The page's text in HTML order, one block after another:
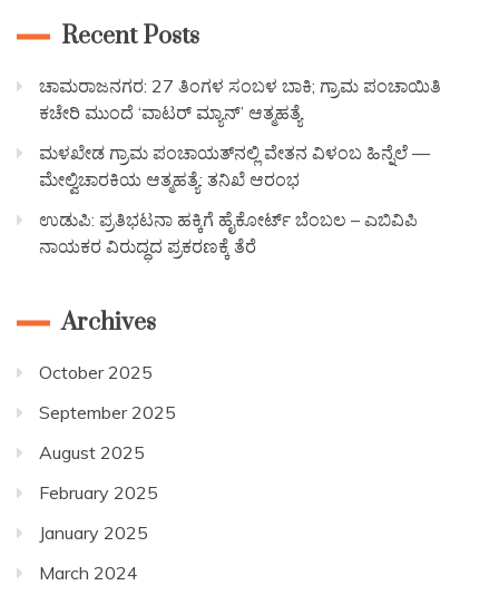
Recent Posts
ಚಾಮರಾಜನಗರ: 27 ತಿಂಗಳ ಸಂಬಳ ಬಾಕಿ; ಗ್ರಾಮ ಪಂಚಾಯಿತಿ
ಕಚೇರಿ ಮುಂದೆ ‘ವಾಟರ್ ಮ್ಯಾನ್’ ಆತ್ಮಹತ್ಯೆ
ಮಳಖೇಡ ಗ್ರಾಮ ಪಂಚಾಯತ್‌ನಲ್ಲಿ ವೇತನ ವಿಳಂಬ ಹಿನ್ನೆಲೆ —
ಮೇಲ್ವಿಚಾರಕಿಯ ಆತ್ಮಹತ್ಯೆ: ತನಿಖೆ ಆರಂಭ
ಉಡುಪಿ: ಪ್ರತಿಭಟನಾ ಹಕ್ಕಿಗೆ ಹೈಕೋರ್ಟ್ ಬೆಂಬಲ – ಎಬಿವಿಪಿ
ನಾಯಕರ ವಿರುದ್ಧದ ಪ್ರಕರಣಕ್ಕೆ ತೆರೆ
Archives
October 2025
September 2025
August 2025
February 2025
January 2025
March 2024